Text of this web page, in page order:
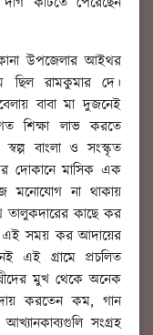
উপজেলার আইথর
ছিল রামকুমার দে।
বাবা মা দুজনেই
শিক্ষা লাভ করতে
স্বল্প বাংলা ও সংস্কৃত
দোকানে মাসিক এক
মনোযোগ না থাকায়
তালুকদারের কাছে কর
এই সময় কর আদায়ের
এই গ্রামে প্রচলিত
মুখ থেকে অনেক
করতেন কম, গান
সংগ্রহ